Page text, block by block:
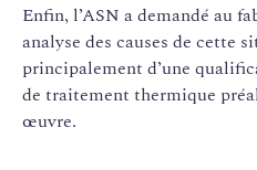
Enfin, l’ASN a demandé au
analyse des causes de cette
principalement d’une
de traitement thermique
œuvre.